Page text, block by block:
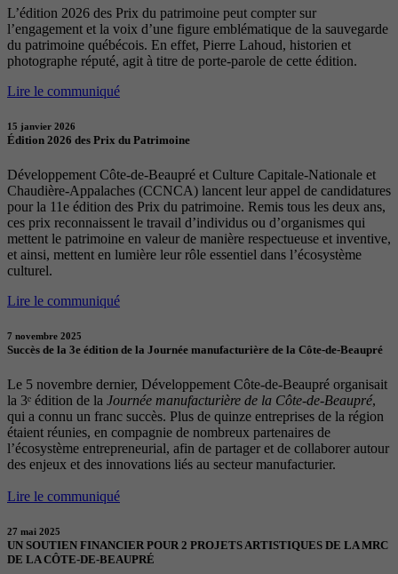
L’édition 2026 des Prix du patrimoine peut compter sur
l’engagement et la voix d’une figure emblématique de la sauvegarde
du patrimoine québécois. En effet, Pierre Lahoud, historien et
photographe réputé, agit à titre de porte-parole de cette édition.
Lire le communiqué
15 janvier 2026
Édition 2026 des Prix du Patrimoine
Développement Côte-de-Beaupré et Culture Capitale-Nationale et
Chaudière-Appalaches (CCNCA) lancent leur appel de candidatures
pour la 11e édition des Prix du patrimoine. Remis tous les deux ans,
ces prix reconnaissent le travail d’individus ou d’organismes qui
mettent le patrimoine en valeur de manière respectueuse et inventive,
et ainsi, mettent en lumière leur rôle essentiel dans l’écosystème
culturel.
Lire le communiqué
7 novembre 2025
Succès de la 3e édition de la Journée manufacturière de la Côte-de-Beaupré
Le 5 novembre dernier, Développement Côte-de-Beaupré organisait
la 3ᵉ édition de la Journée manufacturière de la Côte-de-Beaupré,
qui a connu un franc succès. Plus de quinze entreprises de la région
étaient réunies, en compagnie de nombreux partenaires de
l’écosystème entrepreneurial, afin de partager et de collaborer autour
des enjeux et des innovations liés au secteur manufacturier.
Lire le communiqué
27 mai 2025
UN SOUTIEN FINANCIER POUR 2 PROJETS ARTISTIQUES DE LA MRC
DE LA CÔTE-DE-BEAUPRÉ